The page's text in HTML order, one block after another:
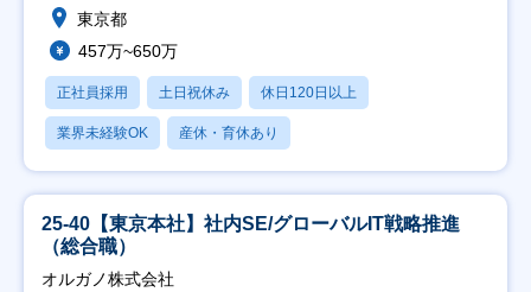
東京都
457万~650万
正社員採用 土日祝休み 休日120日以上
業界未経験OK 産休・育休あり
25-40【東京本社】社内SE/グローバルIT戦略推進
（総合職）
オルガノ株式会社